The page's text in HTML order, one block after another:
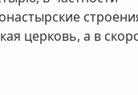
церковь, а в